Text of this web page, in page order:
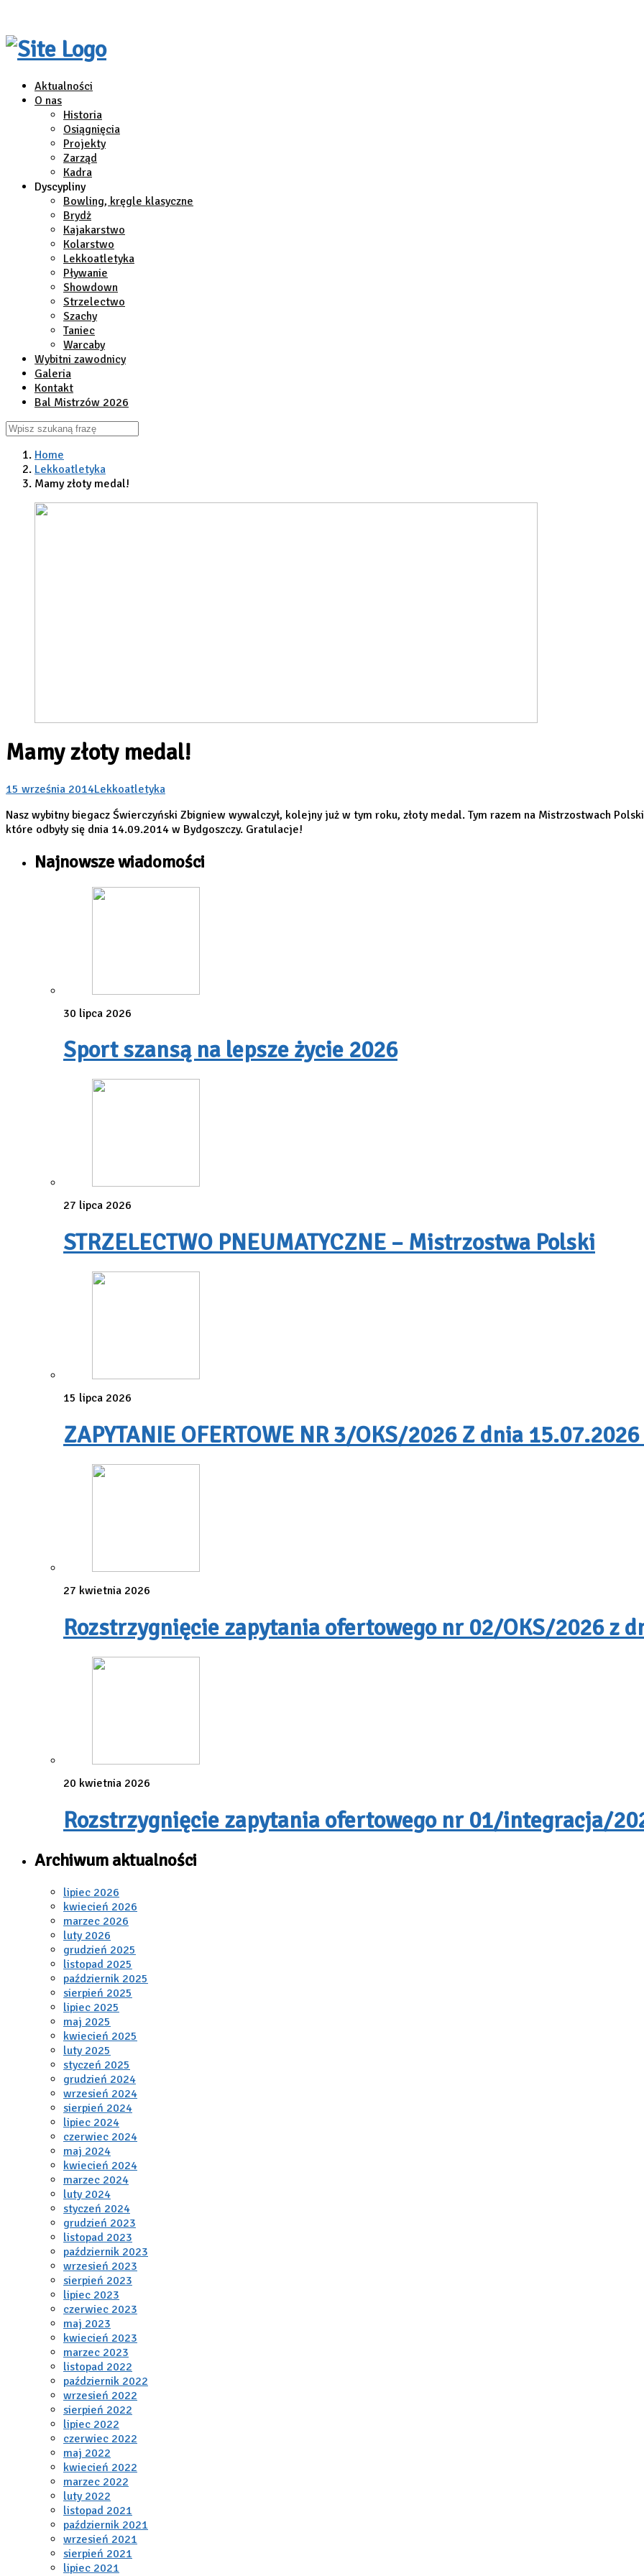
Aktualności
O nas
Historia
Osiągnięcia
Projekty
Zarząd
Kadra
Dyscypliny
Bowling, kręgle klasyczne
Brydż
Kajakarstwo
Kolarstwo
Lekkoatletyka
Pływanie
Showdown
Strzelectwo
Szachy
Taniec
Warcaby
Wybitni zawodnicy
Galeria
Kontakt
Bal Mistrzów 2026
Home
Lekkoatletyka
Mamy złoty medal!
Mamy złoty medal!
15 września 2014Lekkoatletyka
Nasz wybitny biegacz Świerczyński Zbigniew wywalczył, kolejny już w tym roku, złoty medal. Tym razem na Mistrzostwach
które odbyły się dnia 14.09.2014 w Bydgoszczy. Gratulacje!
Najnowsze wiadomości
30 lipca 2026
Sport szansą na lepsze życie 2026
27 lipca 2026
STRZELECTWO PNEUMATYCZNE – Mistrzostwa Polski
15 lipca 2026
ZAPYTANIE OFERTOWE NR 3/OKS/2026 Z dnia
27 kwietnia 2026
Rozstrzygnięcie zapytania ofertowego nr 02/OKS/2026 z
20 kwietnia 2026
Rozstrzygnięcie zapytania ofertowego nr 01/integracja/
Archiwum aktualności
lipiec 2026
kwiecień 2026
marzec 2026
luty 2026
grudzień 2025
listopad 2025
październik 2025
sierpień 2025
lipiec 2025
maj 2025
kwiecień 2025
luty 2025
styczeń 2025
grudzień 2024
wrzesień 2024
sierpień 2024
lipiec 2024
czerwiec 2024
maj 2024
kwiecień 2024
marzec 2024
luty 2024
styczeń 2024
grudzień 2023
listopad 2023
październik 2023
wrzesień 2023
sierpień 2023
lipiec 2023
czerwiec 2023
maj 2023
kwiecień 2023
marzec 2023
listopad 2022
październik 2022
wrzesień 2022
sierpień 2022
lipiec 2022
czerwiec 2022
maj 2022
kwiecień 2022
marzec 2022
luty 2022
listopad 2021
październik 2021
wrzesień 2021
sierpień 2021
lipiec 2021